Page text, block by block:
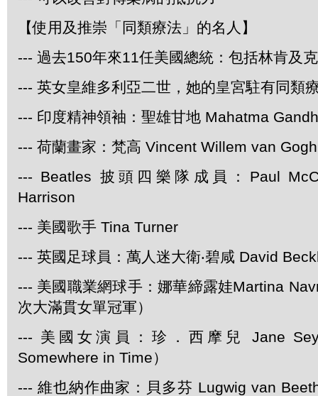
【使用及推崇「同類療法」的名人】
--- 過去150年來11任美國總統：包括林肯及
--- 英女皇維多利亞二世，她的皇宮駐有同類
--- 印度精神領袖：聖雄甘地 Mahatma
--- 荷蘭畫家：梵高 Vincent Willem van Gogh
--- Beatles 披頭四樂隊成員：Paul
Harrison
--- 美國歌手 Tina Turner
--- 英國足球員：萬人迷大衛‧碧咸 David
--- 美國職業網球手：娜華締露娃Martina
次大滿貫女單冠軍）
--- 美國女演員：珍．西摩兒 Jane
Somewhere in Time）
--- 維也納作曲家：貝多芬 Lugwig van